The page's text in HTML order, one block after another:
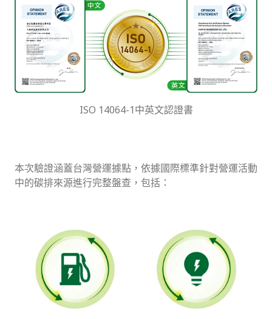
ISO 14064-1中英文認證書
本次驗證涵蓋台灣營運據點，依據國際標準針對營運活動
中的碳排來源進行完整盤查，包括：